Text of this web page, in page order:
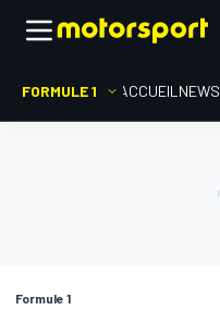
FORMULE 1 ACCUEIL NEWS
Formule 1